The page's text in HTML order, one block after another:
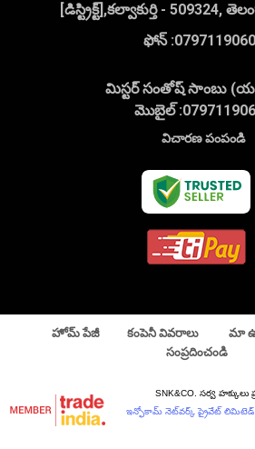
[డిస్ట్రిక్ట్],కల్వాకుర్తి - 509324,
ఫోన్ :
మిస్టర్ సంతోష్ సాంబు
మొబైల్ :
విచారణ పంపండి
హోమ్ పేజీ కంపెనీ వివరాలు మా
సంప్రదించండి
SNK&CO. సర్వ హక్కులు
ఇన్ఫోకామ్ నెట్‌వర్క్ ప్రైవేట్ లిమిటెడ్ .